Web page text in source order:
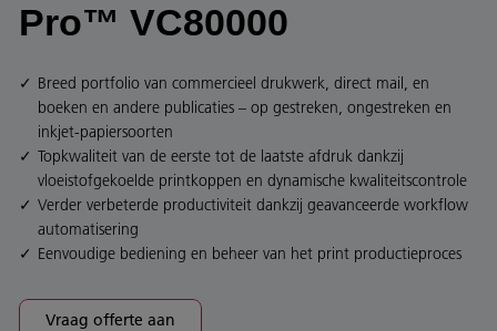
Pro™ VC80000
Breed portfolio van commercieel drukwerk, direct mail, en
boeken en andere publicaties – op gestreken, ongestreken en
inkjet-papiersoorten
Topkwaliteit van de eerste tot de laatste afdruk dankzij
vloeistofgekoelde printkoppen en dynamische kwaliteitscontrole
Verder verbeterde productiviteit dankzij geavanceerde workflow
automatisering
Eenvoudige bediening en beheer van het print productieproces
Vraag offerte aan